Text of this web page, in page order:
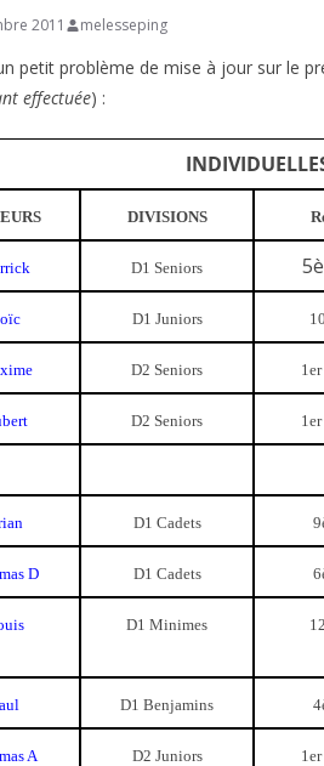
2011 melesseping
petit problème de mise à jour sur le
effectuée) :
DIVISIONS
D1 Seniors
D1 Juniors
D2 Seniors
D2 Seniors
D1 Cadets
D D1 Cadets
D1 Minimes
D1 Benjamins
A D2 Juniors